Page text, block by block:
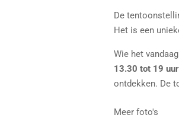
De
Het is een
Wie het
13.30 tot 19
ontdekken. De
Meer foto's